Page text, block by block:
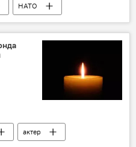
НАТО
полигон
актер